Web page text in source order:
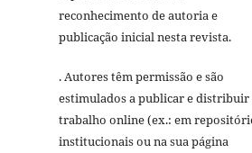
reconhecimento de autoria e
publicação inicial nesta revista.
. Autores têm permissão e são
estimulados a publicar e distribuir
trabalho online (ex.: em
institucionais ou na sua página